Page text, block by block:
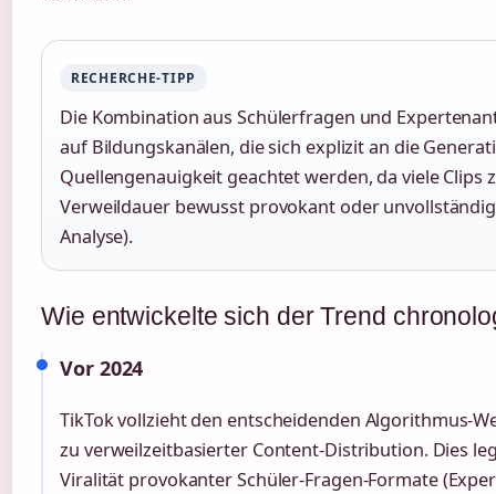
RECHERCHE-TIPP
Die Kombination aus Schülerfragen und
auf Bildungskanälen, die sich explizit an die
Quellengenauigkeit geachtet werden, da viele Clips
Verweildauer bewusst provokant oder
Analyse).
Wie entwickelte sich der Trend
Vor 2024
TikTok vollzieht den entscheidenden Algorithmus-
zu verweilzeitbasierter Content-Distribution. Dies
Viralität provokanter Schüler-Fragen-Formate